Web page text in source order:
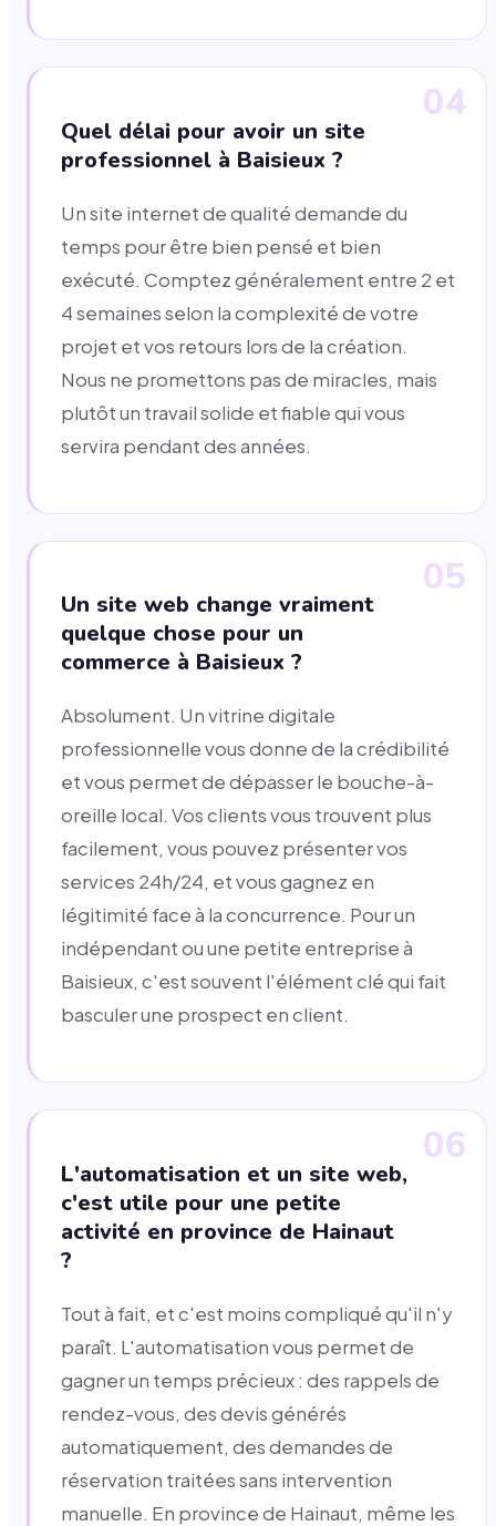
04
Quel délai pour avoir un site
professionnel à Baisieux ?
Un site internet de qualité demande du
temps pour être bien pensé et bien
exécuté. Comptez généralement entre 2 et
4 semaines selon la complexité de votre
projet et vos retours lors de la création.
Nous ne promettons pas de miracles, mais
plutôt un travail solide et fiable qui vous
servira pendant des années.
05
Un site web change vraiment
quelque chose pour un
commerce à Baisieux ?
Absolument. Un vitrine digitale
professionnelle vous donne de la crédibilité
et vous permet de dépasser le bouche-à-
oreille local. Vos clients vous trouvent plus
facilement, vous pouvez présenter vos
services 24h/24, et vous gagnez en
légitimité face à la concurrence. Pour un
indépendant ou une petite entreprise à
Baisieux, c'est souvent l'élément clé qui fait
basculer une prospect en client.
06
L'automatisation et un site web,
c'est utile pour une petite
activité en province de Hainaut
?
Tout à fait, et c'est moins compliqué qu'il n'y
paraît. L'automatisation vous permet de
gagner un temps précieux : des rappels de
rendez-vous, des devis générés
automatiquement, des demandes de
réservation traitées sans intervention
manuelle. En province de Hainaut, même les